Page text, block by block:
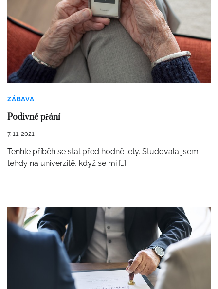
ZÁBAVA
Podivné přání
7. 11. 2021
Tenhle příběh se stal před hodně lety. Studovala jsem
tehdy na univerzitě, když se mi […]